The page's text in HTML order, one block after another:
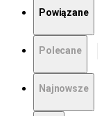
Powiązane
Polecane
Najnowsze